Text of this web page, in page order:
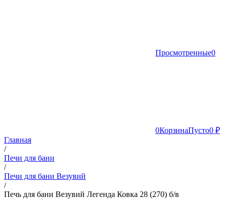
Просмотренные0
0КорзинаПусто0 ₽
Главная
/
Печи для бани
/
Печи для бани Везувий
/
Печь для бани Везувий Легенда Ковка 28 (270) б/в